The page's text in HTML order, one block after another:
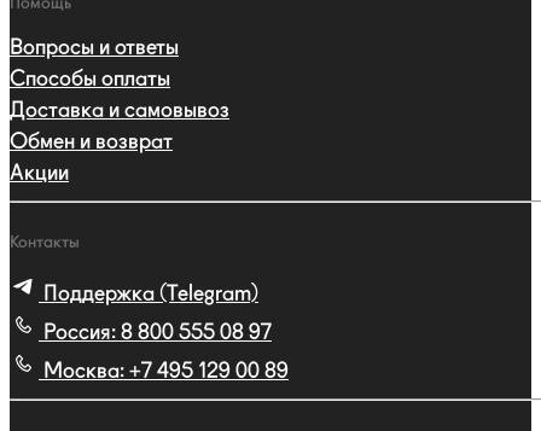
Помощь
Вопросы и ответы
Способы оплаты
Доставка и самовывоз
Обмен и возврат
Акции
Контакты
Поддержка (Telegram)
Россия: 8 800 555 08 97
Москва: +7 495 129 00 89